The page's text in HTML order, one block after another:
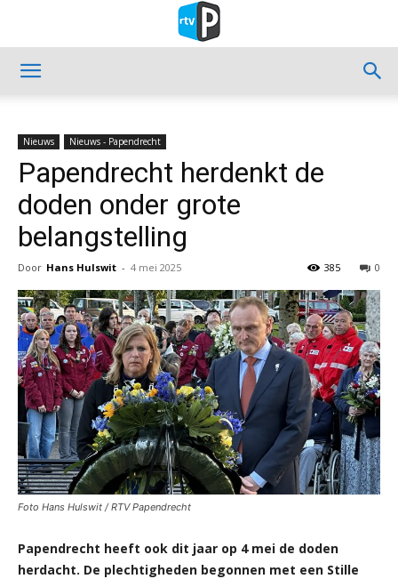
Nieuws Nieuws - Papendrecht
Papendrecht herdenkt de
doden onder grote
belangstelling
Door Hans Hulswit - 4 mei 2025 0
385
Foto Hans Hulswit / RTV Papendrecht
Papendrecht heeft ook dit jaar op 4 mei de doden
herdacht. De plechtigheden begonnen met een Stille